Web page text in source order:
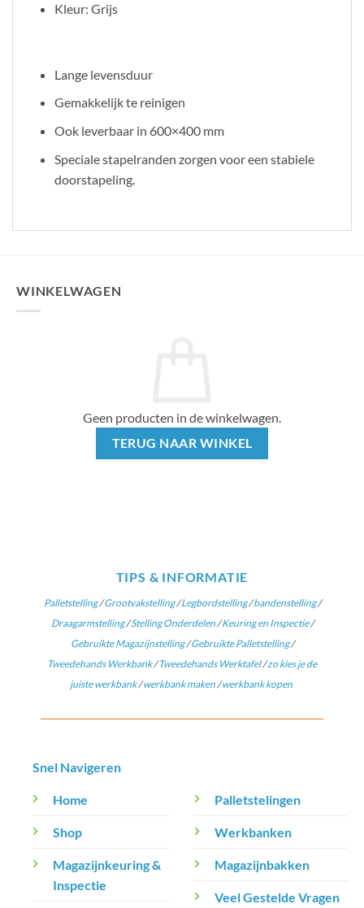
Kleur: Grijs
Lange levensduur
Gemakkelijk te reinigen
Ook leverbaar in 600×400 mm
Speciale stapelranden zorgen voor een stabiele
doorstapeling.
WINKELWAGEN
Geen producten in de winkelwagen.
TERUG NAAR WINKEL
TIPS & INFORMATIE
Palletstelling/Grootvakstelling/Legbordstelling/bandenstelling/
Draagarmstelling/Stelling Onderdelen/Keuring en Inspectie/
Gebruikte Magazijnstelling/Gebruikte Palletstelling/
Tweedehands Werkbank/Tweedehands Werktafel/zo kies je de
juiste werkbank/werkbank maken/werkbank kopen
Snel Navigeren
Home
Shop
Magazijnkeuring &
Inspectie
Palletstelingen
Werkbanken
Magazijnbakken
Veel Gestelde Vragen